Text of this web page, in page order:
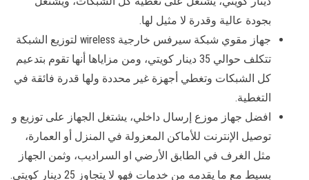
بجودة عالية وقدرة لا مثيل لها.
جهاز مقوي شبكة سيرفس خارجية wireless لتوزيع الشبكة
تتكلف حوالي 35 دينار كويتي، ومن مزاياها أنها تقوم بتدعيم
كل الشبكات وتغطي أجهزة غير محددة ولها قدرة فائقة في
التغطية.
افضل جهاز موزع إرسال داخلي، يشتغل الجهاز على توزيع و
توصيل الإنترنت للأماكن المعزولة في المنزل أو العمارة،
مثل الغرف في الطابق الأرضي او السراديب، وثمن الجهاز
بسيط مع ما يقدمه من خدمات فهو لا يتجاوز 25 دينار كويتي.